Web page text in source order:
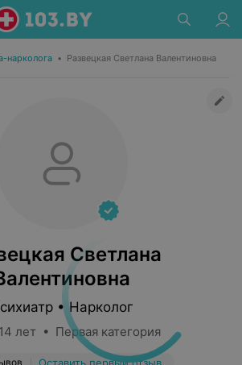
нарколога • Развецкая Светлана Валентиновна
Светлана
• Нарколог
лет • Первая категория